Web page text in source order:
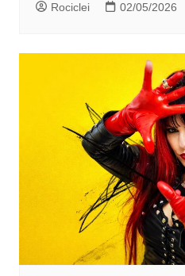
Rociclei 02/05/2026